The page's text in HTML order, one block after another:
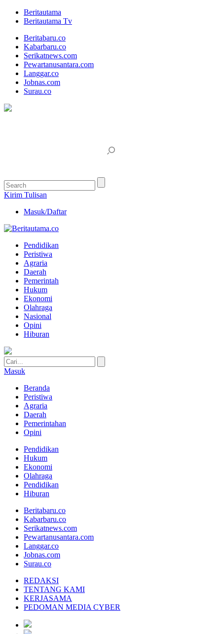
Beritautama
Beritautama Tv
Beritabaru.co
Kabarbaru.co
Serikatnews.com
Pewartanusantara.com
Langgar.co
Jobnas.com
Surau.co
Kirim Tulisan
Masuk/Daftar
Pendidikan
Peristiwa
Agraria
Daerah
Pemerintah
Hukum
Ekonomi
Olahraga
Nasional
Opini
Hiburan
Masuk
Beranda
Peristiwa
Agraria
Daerah
Pemerintahan
Opini
Pendidikan
Hukum
Ekonomi
Olahraga
Pendidikan
Hiburan
Beritabaru.co
Kabarbaru.co
Serikatnews.com
Pewartanusantara.com
Langgar.co
Jobnas.com
Surau.co
REDAKSI
TENTANG KAMI
KERJASAMA
PEDOMAN MEDIA CYBER